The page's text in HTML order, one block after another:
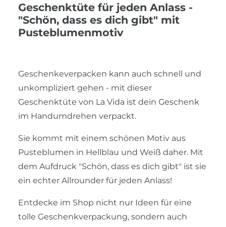
Geschenktüte für jeden Anlass -
"Schön, dass es dich gibt" mit
Pusteblumenmotiv
Geschenkeverpacken kann auch schnell und
unkompliziert gehen - mit dieser
Geschenktüte von La Vida ist dein Geschenk
im Handumdrehen verpackt.
Sie kommt mit einem schönen Motiv aus
Pusteblumen in Hellblau und Weiß daher. Mit
dem Aufdruck "Schön, dass es dich gibt" ist sie
ein echter Allrounder für jeden Anlass!
Entdecke im Shop nicht nur Ideen für eine
tolle Geschenkverpackung, sondern auch